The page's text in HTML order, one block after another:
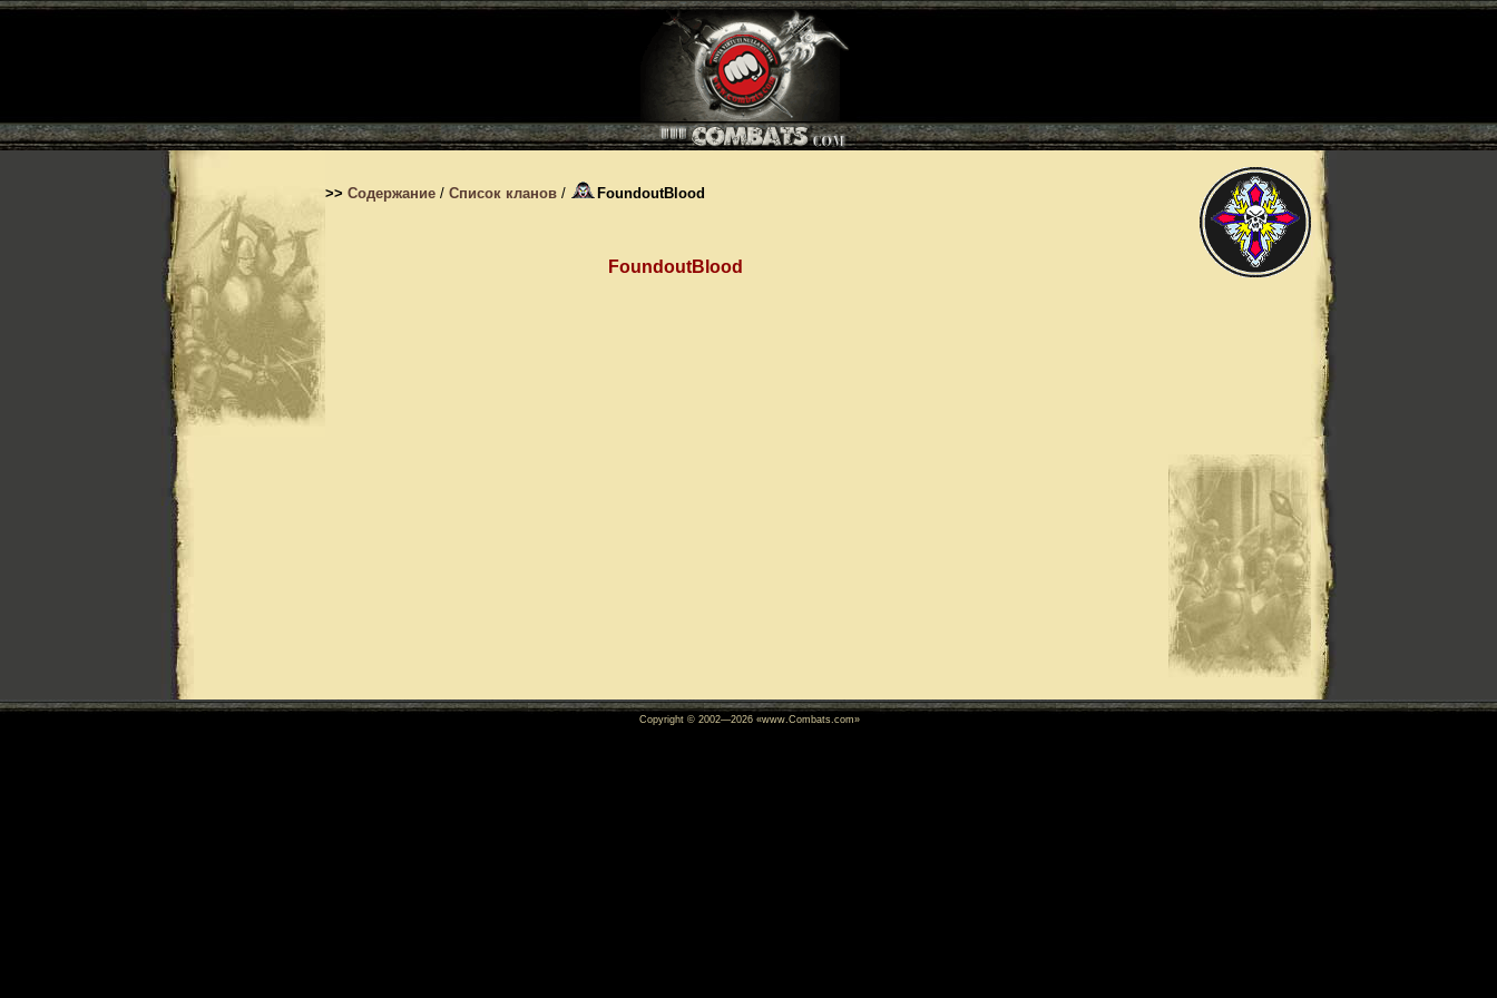
>> Содержание/ Список кланов/ FoundoutBlood
FoundoutBlood
Copyright © 2002—2026«www.Combats.com»